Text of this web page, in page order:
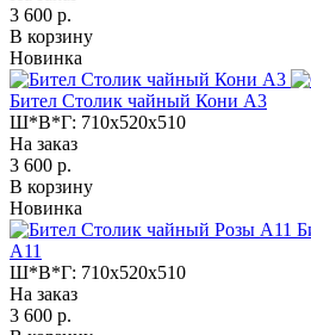
3 600 р.
В корзину
Новинка
Бител Столик чайный Кони А3
Ш*В*Г: 710x520x510
На заказ
3 600 р.
В корзину
Новинка
А11
Ш*В*Г: 710x520x510
На заказ
3 600 р.